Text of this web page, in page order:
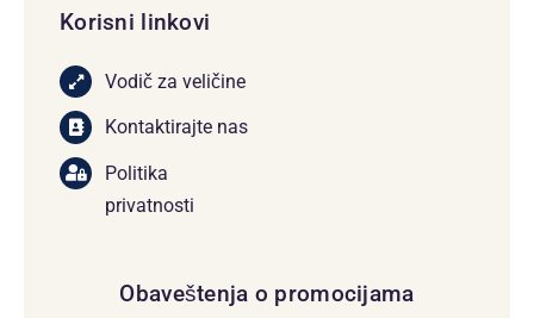
Korisni linkovi
Vodič za veličine
Kontaktirajte nas
Politika
privatnosti
Obaveštenja o promocijama